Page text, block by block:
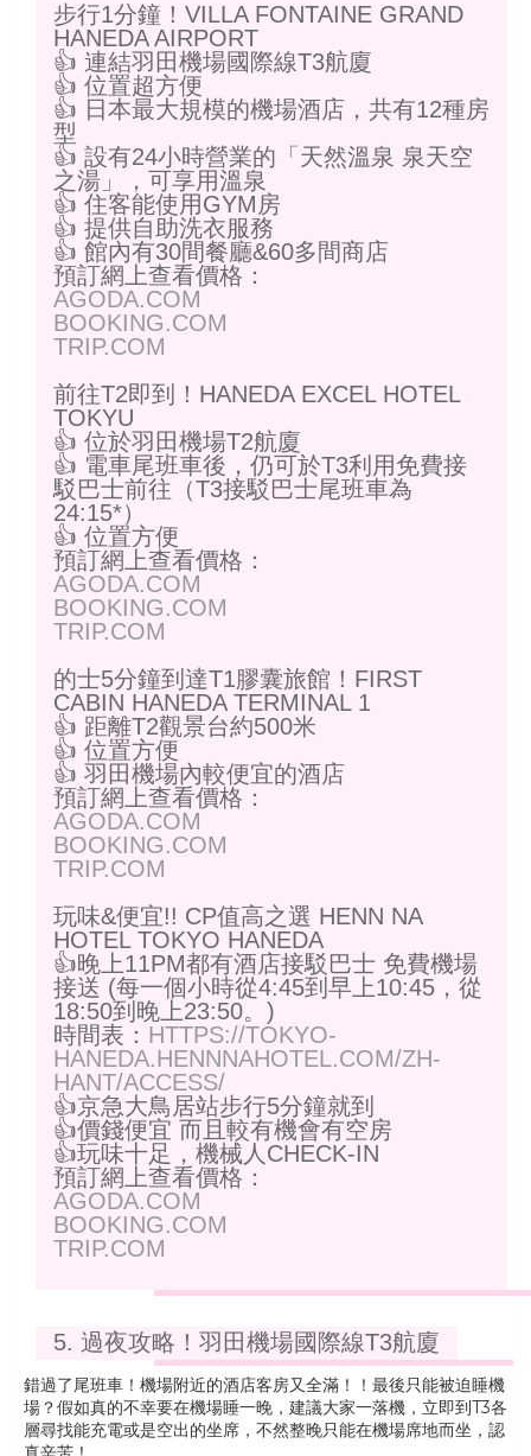
步行1分鐘！VILLA FONTAINE GRAND
HANEDA AIRPORT
👍 連結羽田機場國際線T3航廈
👍 位置超方便
👍 日本最大規模的機場酒店，共有12種房
型
👍 設有24小時營業的「天然溫泉 泉天空
之湯」，可享用溫泉
👍 住客能使用GYM房
👍 提供自助洗衣服務
👍 館內有30間餐廳&60多間商店
預訂網上查看價格：
AGODA.COM
BOOKING.COM
TRIP.COM
前往T2即到！HANEDA EXCEL HOTEL
TOKYU
👍 位於羽田機場T2航廈
👍 電車尾班車後，仍可於T3利用免費接
駁巴士前往（T3接駁巴士尾班車為
24:15*）
👍 位置方便
預訂網上查看價格：
AGODA.COM
BOOKING.COM
TRIP.COM
的士5分鐘到達T1膠囊旅館！FIRST
CABIN HANEDA TERMINAL 1
👍 距離T2觀景台約500米
👍 位置方便
👍 羽田機場內較便宜的酒店
預訂網上查看價格：
AGODA.COM
BOOKING.COM
TRIP.COM
玩味&便宜!! CP值高之選 HENN NA
HOTEL TOKYO HANEDA
👍晚上11PM都有酒店接駁巴士 免費機場
接送 (每一個小時從4:45到早上10:45，從
18:50到晚上23:50。)
時間表： HTTPS://TOKYO-
HANEDA.HENNNAHOTEL.COM/ZH-
HANT/ACCESS/
👍京急大鳥居站步行5分鐘就到
👍價錢便宜 而且較有機會有空房
👍玩味十足，機械人CHECK-IN
預訂網上查看價格：
AGODA.COM
BOOKING.COM
TRIP.COM
5. 過夜攻略！羽田機場國際線T3航廈
錯過了尾班車！機場附近的酒店客房又全滿！！最後只能被迫睡機
場？假如真的不幸要在機場睡一晚，建議大家一落機，立即到T3各
層尋找能充電或是空出的坐席，不然整晚只能在機場席地而坐，認